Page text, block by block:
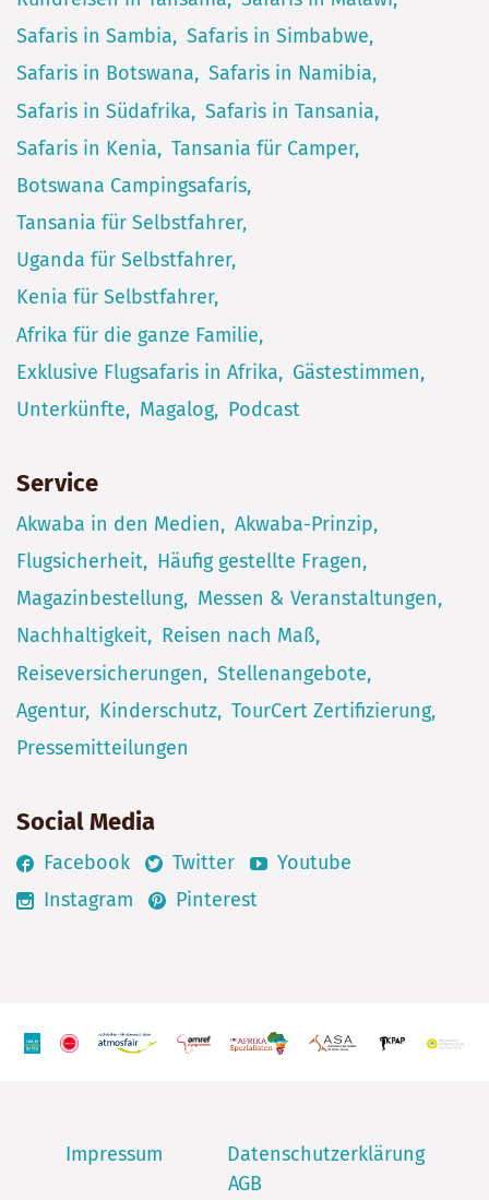
Safaris in Sambia
Safaris in Simbabwe
Safaris in Botswana
Safaris in Namibia
Safaris in Südafrika
Safaris in Tansania
Safaris in Kenia
Tansania für Camper
Botswana Campingsafaris
Tansania für Selbstfahrer
Uganda für Selbstfahrer
Kenia für Selbstfahrer
Afrika für die ganze Familie
Exklusive Flugsafaris in Afrika
Gästestimmen
Unterkünfte
Magalog Podcast
Service
Akwaba in den Medien
Akwaba-Prinzip
Flugsicherheit
Häufig gestellte Fragen
Magazinbestellung
Messen & Veranstaltungen
Nachhaltigkeit
Reisen nach Maß
Reiseversicherungen
Stellenangebote
Agentur
Kinderschutz TourCert Zertifizierung
Pressemitteilungen
Social Media
Facebook Twitter
Youtube
Instagram
Pinterest
Impressum
Datenschutzerklärung
AGB